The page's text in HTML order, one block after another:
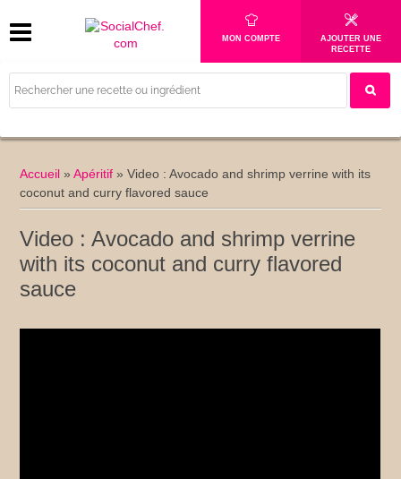
MON COMPTE
AJOUTER UNE
RECETTE
Accueil »Apéritif »Video : Avocado and shrimp verrine with its
coconut and curry flavored sauce
Video : Avocado and shrimp verrine
with its coconut and curry flavored
sauce